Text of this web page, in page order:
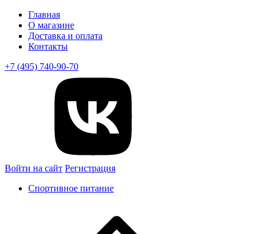
Главная
О магазине
Доставка и оплата
Контакты
+7 (495) 740-90-70
Войти на сайт Регистрация
Спортивное питание